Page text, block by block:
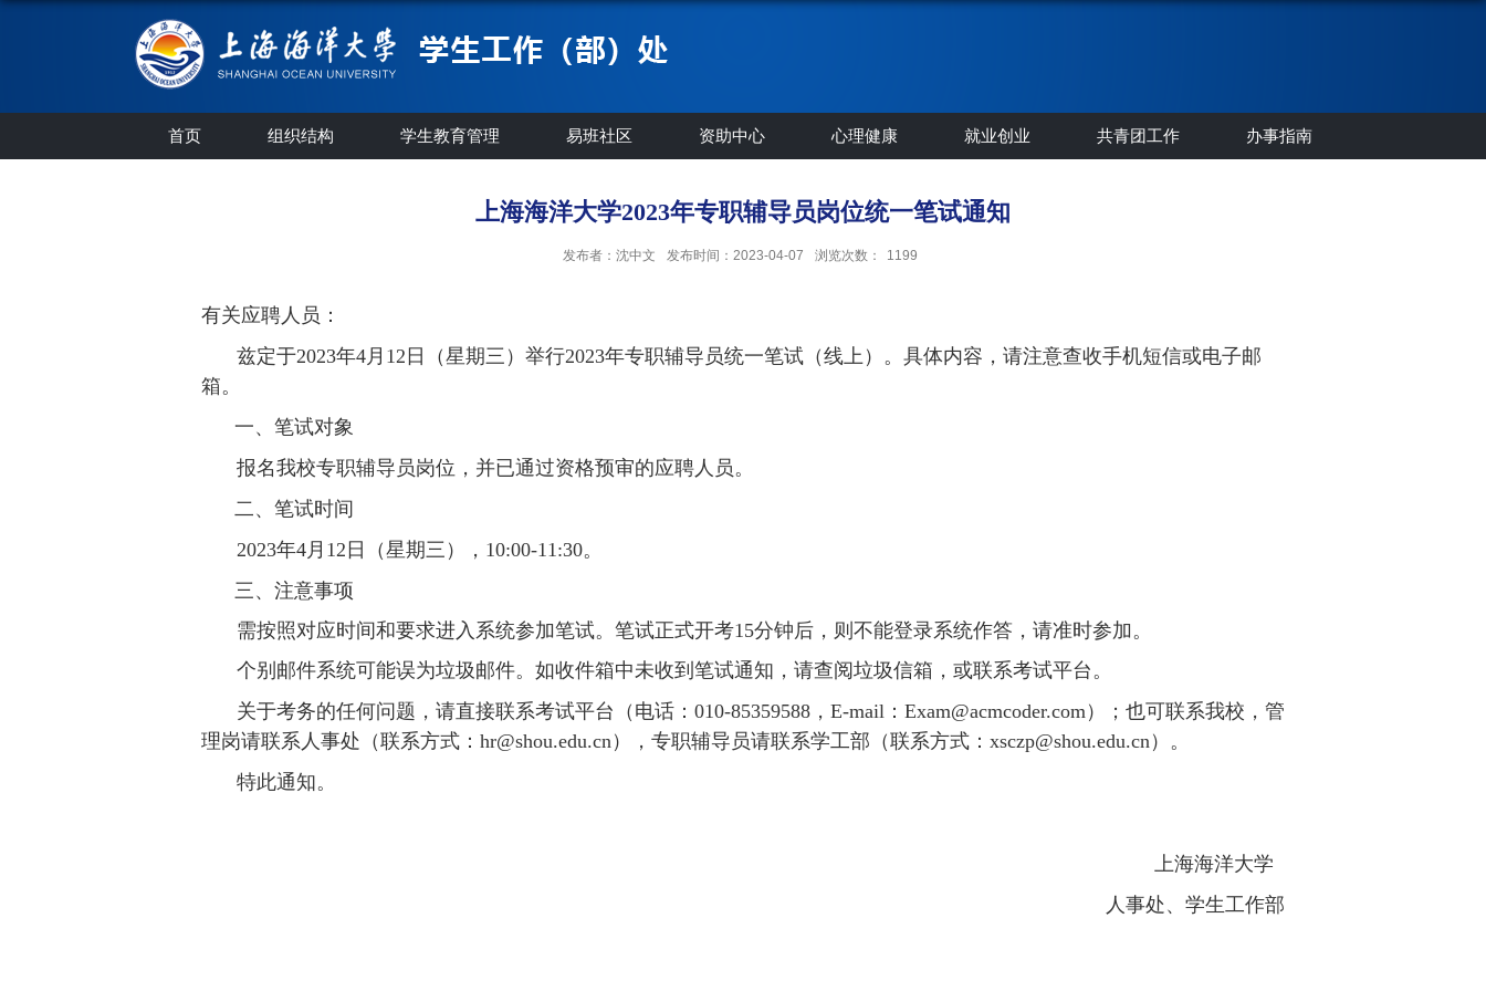
首页 组织结构 学生教育管理 易班社区 资助中心 心理健康 就业创业 共青团工作 办事指南
上海海洋大学2023年专职辅导员岗位统一笔试通知
发布者：沈中文 发布时间：2023-04-07 浏览次数： 1199
有关应聘人员：
兹定于2023年4月 12 日（星期三）举行2023年专职辅导员统一笔试（线上）。具体内容，请注意查收手机短信或电子邮
箱。
一、笔试对象
报名我校专职辅导员岗位，并已通过资格预审的应聘人员。
二、笔试时间
2023年4月 12 日（星期三）， 10:00-11:30。
三、注意事项
需按照对应时间和要求进入系统参加笔试。笔试正式开考15分钟后，则不能登录系统作答，请准时参加。
个别邮件系统可能误为垃圾邮件。如收件箱中未收到笔试通知，请查阅垃圾信箱，或联系考试平台。
关于考务的任何问题，请直接联系考试平台（电话： 010-85359588 ， E-mail：Exam@acmcoder.com）；也可联系我校，管
理岗请联系人事处（联系方式：hr@shou.edu.cn），专职辅导员请联系学工部（联系方式：xsczp@shou.edu.cn）。
特此通知。
上海海洋大学
人事处、学生工作部